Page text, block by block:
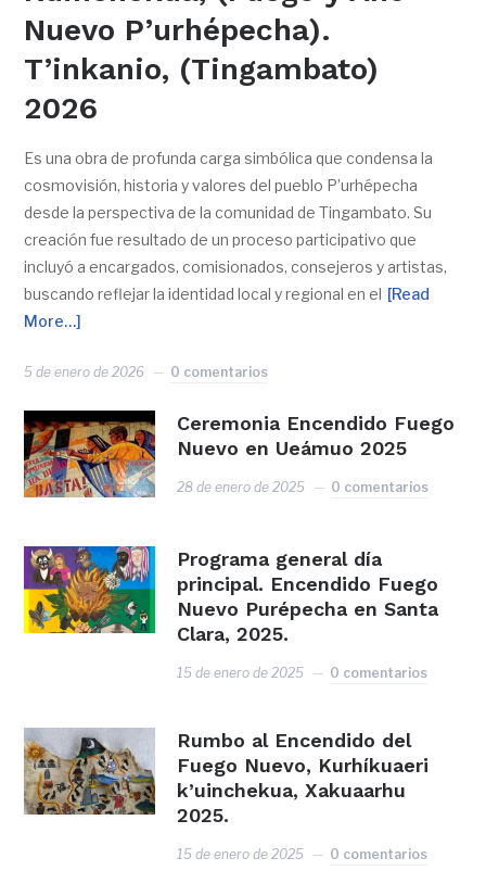
Nuevo P’urhépecha).
T’inkanio, (Tingambato)
2026
Es una obra de profunda carga simbólica que condensa la
cosmovisión, historia y valores del pueblo P’urhépecha
desde la perspectiva de la comunidad de Tingambato. Su
creación fue resultado de un proceso participativo que
incluyó a encargados, comisionados, consejeros y artistas,
buscando reflejar la identidad local y regional en el
[Read
More…]
5 de enero de 2026 0 comentarios
Ceremonia Encendido Fuego
Nuevo en Ueámuo 2025
28 de enero de 2025 0 comentarios
Programa general día
principal. Encendido Fuego
Nuevo Purépecha en Santa
Clara, 2025.
15 de enero de 2025 0 comentarios
Rumbo al Encendido del
Fuego Nuevo, Kurhíkuaeri
k’uinchekua, Xakuaarhu
2025.
15 de enero de 2025 0 comentarios